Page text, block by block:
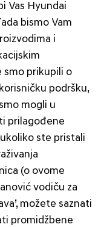
Vas Hyundai
bismo Vam
i
prikupili o
podršku,
mogli u
prilagođene
ste pristali
(o ovome
vodiču za
možete saznati
promidžbene